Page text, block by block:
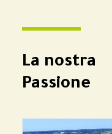
La nostra
Passione